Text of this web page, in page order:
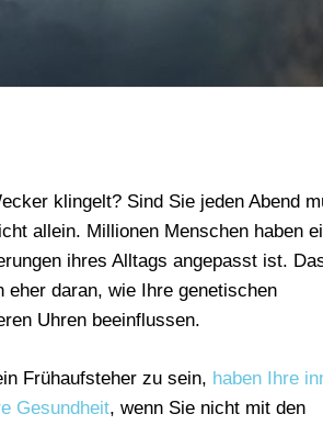
klingelt? Sind Sie jeden Abend
allein. Millionen Menschen haben
ihres Alltags angepasst ist.
daran, wie Ihre genetischen
Uhren beeinflussen.
Frühaufsteher zu sein, haben Ihre
Gesundheit, wenn Sie nicht mit den